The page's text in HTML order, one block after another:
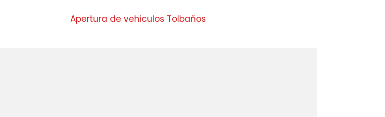
Apertura de vehiculos Tolbaños